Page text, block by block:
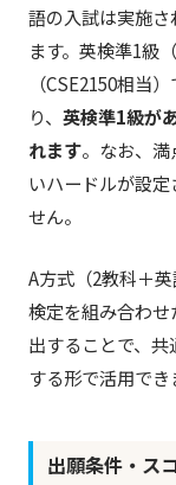
語の入試は実施
ます。英検準1級
（CSE2150相当
り、 英検準1級が
れます。なお、満
いハードルが設
せん。
A方式（2教科＋
検定を組み合わせ
出することで、
する形で活用でき
出願条件・ス